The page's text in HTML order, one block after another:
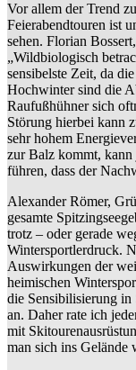
Vor allem der Trend
Feierabendtouren ist
sehen. Florian
„Wildbiologisch
sensibelste Zeit, da
Hochwinter sind die
Raufußhühner sich
Störung hierbei kann
sehr hohem
zur Balz kommt, kann
führen, dass der
Alexander Römer,
gesamte
trotz – oder gerade
Wintersportlerdruck.
Auswirkungen der
heimischen
die Sensibilisierung in
an. Daher rate ich
mit
man sich ins Gelände